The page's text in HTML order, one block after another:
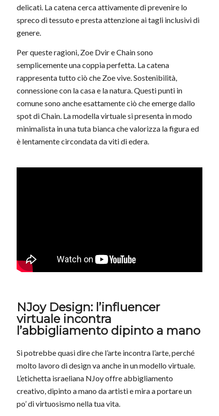
delicati. La catena cerca attivamente di prevenire lo
spreco di tessuto e presta attenzione ai tagli inclusivi di
genere.
Per queste ragioni, Zoe Dvir e Chain sono
semplicemente una coppia perfetta. La catena
rappresenta tutto ciò che Zoe vive. Sostenibilità,
connessione con la casa e la natura. Questi punti in
comune sono anche esattamente ciò che emerge dallo
spot di Chain. La modella virtuale si presenta in modo
minimalista in una tuta bianca che valorizza la figura ed
è lentamente circondata da viti di edera.
NJoy Design: l’influencer
virtuale incontra
l’abbigliamento dipinto a mano
Si potrebbe quasi dire che l’arte incontra l’arte, perché
molto lavoro di design va anche in un modello virtuale.
L’etichetta israeliana NJoy offre abbigliamento
creativo, dipinto a mano da artisti e mira a portare un
po’ di virtuosismo nella tua vita.